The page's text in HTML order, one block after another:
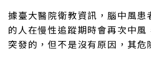
據臺大醫院衛教資訊，腦中風患
的人在慢性追蹤期時會再次中風
突發的，但不是沒有原因，其危